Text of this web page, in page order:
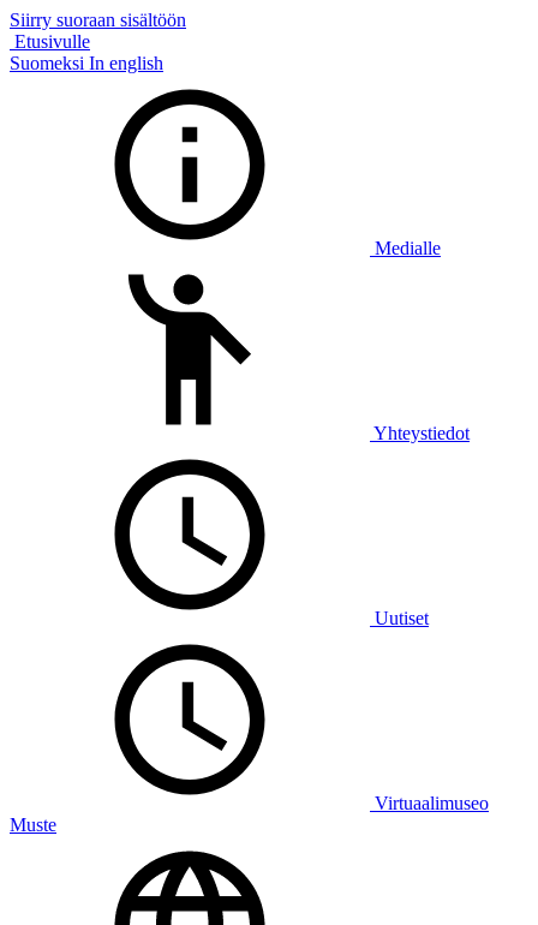
Siirry suoraan sisältöön
Etusivulle
Suomeksi In english
Medialle
Yhteystiedot
Uutiset
Virtuaalimuseo
Muste